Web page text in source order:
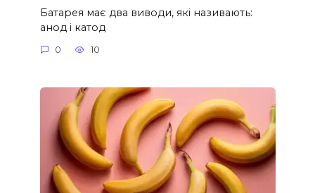
Батарея має два виводи, які називають:
анод і катод
0 10